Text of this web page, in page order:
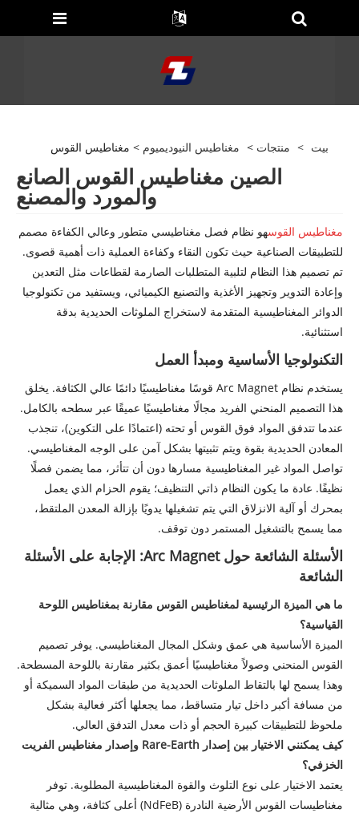
بيت > منتجات > مغناطيس النيوديميوم > مغناطيس القوس
الصين مغناطيس القوس الصانع
والمورد والمصنع
مغناطيس القوسهو نظام فصل مغناطيسي متطور وعالي الكفاءة مصمم
للتطبيقات الصناعية حيث تكون النقاء وكفاءة العملية ذات أهمية قصوى.
تم تصميم هذا النظام لتلبية المتطلبات الصارمة لقطاعات مثل التعدين
وإعادة التدوير وتجهيز الأغذية والتصنيع الكيميائي، ويستفيد من تكنولوجيا
الدوائر المغناطيسية المتقدمة لاستخراج الملوثات الحديدية بدقة
استثنائية.
التكنولوجيا الأساسية ومبدأ العمل
يستخدم نظام Arc Magnet قوسًا مغناطيسيًا دائمًا عالي الكثافة. يخلق
هذا التصميم المنحني الفريد مجالًا مغناطيسيًا عميقًا عبر سطحه بالكامل.
عندما تتدفق المواد فوق القوس أو تحته (اعتمادًا على التكوين)، تنجذب
المعادن الحديدية بقوة ويتم تثبيتها بشكل آمن على الوجه المغناطيسي.
تواصل المواد غير المغناطيسية مسارها دون أن تتأثر، مما يضمن فصلًا
نظيفًا. عادة ما يكون النظام ذاتي التنظيف؛ يقوم الحزام الذي يعمل
بمحرك أو آلية الانزلاق التي يتم تشغيلها يدويًا بإزالة المعدن الملتقط،
مما يسمح بالتشغيل المستمر دون توقف.
الأسئلة الشائعة حول Arc Magnet: الإجابة على الأسئلة
الشائعة
ما هي الميزة الرئيسية لمغناطيس القوس مقارنة بمغناطيس اللوحة
القياسية؟
الميزة الأساسية هي عمق وشكل المجال المغناطيسي. يوفر تصميم
القوس المنحني وصولاً مغناطيسيًا أعمق بكثير مقارنة باللوحة المسطحة.
وهذا يسمح لها بالتقاط الملوثات الحديدية من طبقات المواد السميكة أو
من مسافة أكبر داخل تيار متساقط، مما يجعلها أكثر فعالية بشكل
ملحوظ للتطبيقات كبيرة الحجم أو ذات معدل التدفق العالي.
كيف يمكنني الاختيار بين إصدار Rare-Earth وإصدار مغناطيس الفريت
الخزفي؟
يعتمد الاختيار على نوع التلوث والقوة المغناطيسية المطلوبة. توفر
مغناطيسات القوس الأرضية النادرة (NdFeB) أعلى كثافة، وهي مثالية